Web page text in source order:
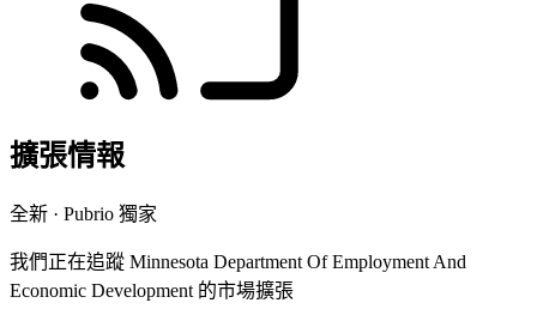
擴張情報
全新 · Pubrio 獨家
我們正在追蹤 Minnesota Department Of Employment And
Economic Development 的市場擴張